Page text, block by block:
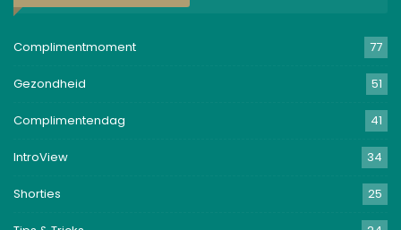
Complimentmoment 77
Gezondheid 51
Complimentendag 41
IntroView 34
Shorties 25